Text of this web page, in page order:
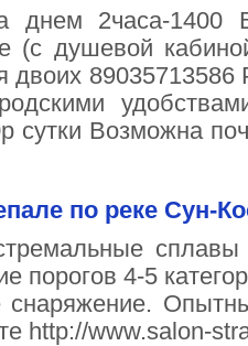
днем 2часа-
(с душевой
двоих
сутки Возможна
по реке Сун-
порогов 4-5
http://www.salon-